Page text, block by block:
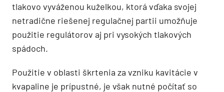
tlakovo vyváženou kuželkou, ktorá vďaka svojej
netradične riešenej regulačnej partii umožňuje
použitie regulátorov aj pri vysokých tlakových
spádoch.
Použitie v oblasti škrtenia za vzniku kavitácie v
kvapaline je prípustné, je však nutné počítať so